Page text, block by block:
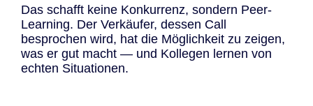
Das schafft keine Konkurrenz, sondern Peer-
Learning. Der Verkäufer, dessen Call
besprochen wird, hat die Möglichkeit zu zeigen,
was er gut macht — und Kollegen lernen von
echten Situationen.